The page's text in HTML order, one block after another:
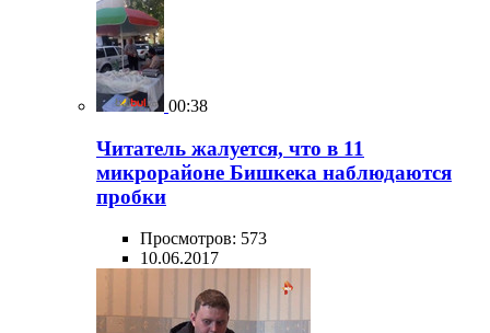
00:38
Читатель жалуется, что в 11
микрорайоне Бишкека наблюдаются
пробки
Просмотров: 573
10.06.2017